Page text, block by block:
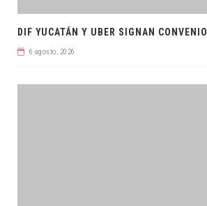
DIF YUCATÁN Y UBER SIGNAN CONVENIO
6 agosto, 2026